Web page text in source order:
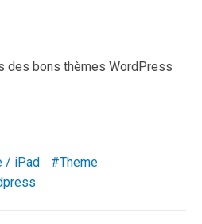
des bons thèmes WordPress
/ iPad
Theme